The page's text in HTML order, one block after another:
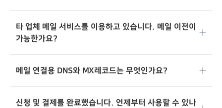
타 업체 메일 서비스를 이용하고 있습니다. 메일 이전이
가능한가요?
메일 연결용 DNS와 MX레코드는 무엇인가요?
신청 및 결제를 완료했습니다. 언제부터 사용할 수 있나